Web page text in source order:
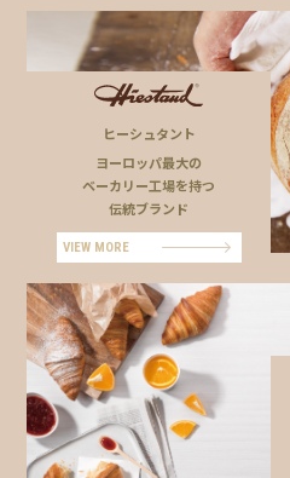
ヒーシュタント
ヨーロッパ最大の
ベーカリー工場を持つ
伝統ブランド
VIEW MORE